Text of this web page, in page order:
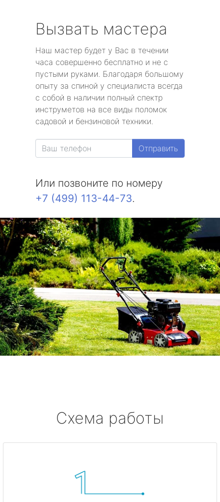
Вызвать мастера
Наш мастер будет у Вас в течении
часа совершенно бесплатно и не с
пустыми руками. Благодаря большому
опыту за спиной у специалиста всегда
с собой в наличии полный спектр
инструметов на все виды поломок
садовой и бензиновой техники.
Отправить
Или позвоните по номеру
+7 (499) 113-44-73.
Схема работы